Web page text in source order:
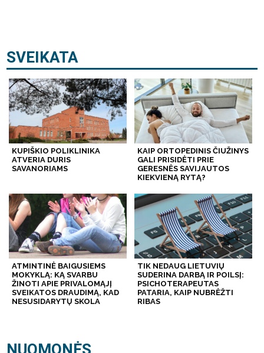
SVEIKATA
KUPIŠKIO POLIKLINIKA
ATVERIA DURIS
SAVANORIAMS
KAIP ORTOPEDINIS ČIUŽINYS
GALI PRISIDĖTI PRIE
GERESNĖS SAVIJAUTOS
KIEKVIENĄ RYTĄ?
ATMINTINĖ BAIGUSIEMS
MOKYKLĄ: KĄ SVARBU
ŽINOTI APIE PRIVALOMĄJĮ
SVEIKATOS DRAUDIMĄ, KAD
NESUSIDARYTŲ SKOLA
TIK NEDAUG LIETUVIŲ
SUDERINA DARBĄ IR POILSĮ:
PSICHOTERAPEUTAS
PATARIA, KAIP NUBRĖŽTI
RIBAS